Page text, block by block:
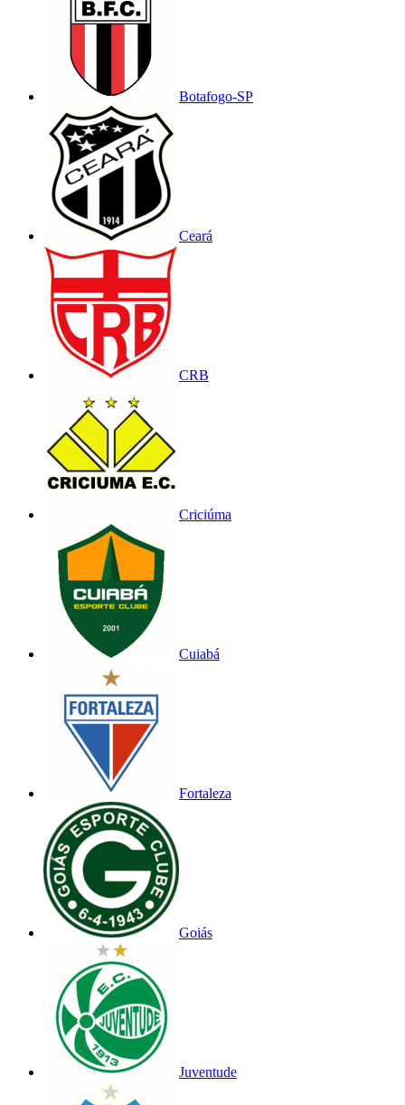
Botafogo-SP
Ceará
CRB
Criciúma
Cuiabá
Fortaleza
Goiás
Juventude